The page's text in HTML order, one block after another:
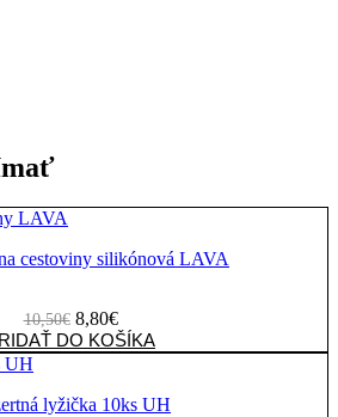
cestoviny silikónová LAVA
10,50€ Pôvodná
cena
bola:
8,80€Aktuálna
cena
je:
množstvo
Naberačka
cestoviny
DO KOŠÍKA
lyžička 10ks UH